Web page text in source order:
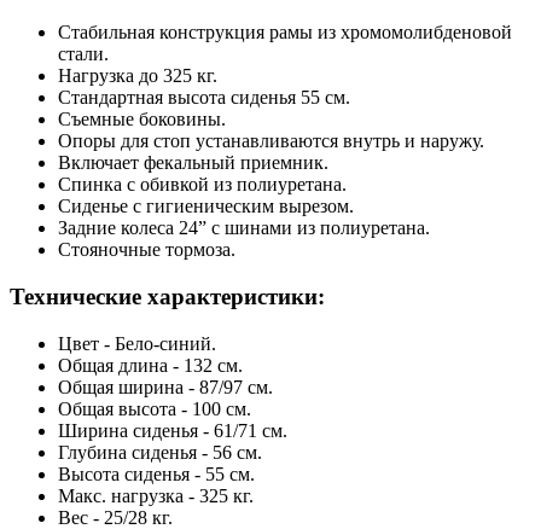
Стабильная конструкция рамы из хромомолибденовой
стали.
Нагрузка до 325 кг.
Стандартная высота сиденья 55 см.
Съемные боковины.
Опоры для стоп устанавливаются внутрь и наружу.
Включает фекальный приемник.
Спинка с обивкой из полиуретана.
Сиденье с гигиеническим вырезом.
Задние колеса 24” с шинами из полиуретана.
Стояночные тормоза.
Технические характеристики:
Цвет - Бело-синий.
Общая длина - 132 см.
Общая ширина - 87/97 см.
Общая высота - 100 см.
Ширина сиденья - 61/71 см.
Глубина сиденья - 56 см.
Высота сиденья - 55 см.
Макс. нагрузка - 325 кг.
Вес - 25/28 кг.